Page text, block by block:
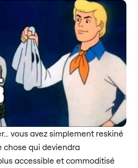
vous avez simplement reskiné
qui deviendra
accessible et commoditisé